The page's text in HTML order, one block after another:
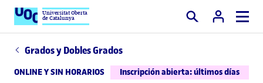
Universitat Oberta
de Catalunya Buscar
Grados y Dobles Grados
ONLINE Y SIN HORARIOS Inscripción abierta: últimos días